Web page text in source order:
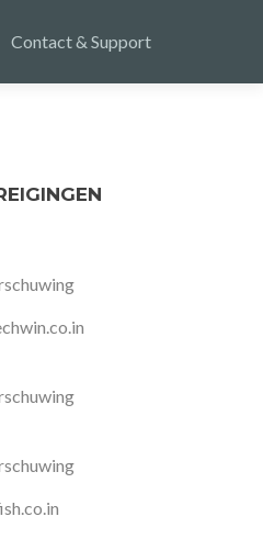
Contact & Support